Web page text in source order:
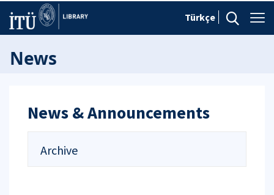
Türkçe
News
News & Announcements
Archive